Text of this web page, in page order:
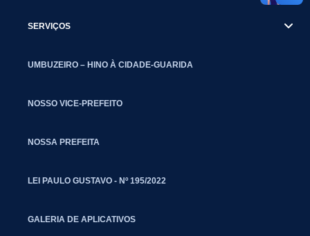
SERVIÇOS
UMBUZEIRO – HINO À CIDADE-GUARIDA
NOSSO VICE-PREFEITO
NOSSA PREFEITA
LEI PAULO GUSTAVO - Nº 195/2022
GALERIA DE APLICATIVOS